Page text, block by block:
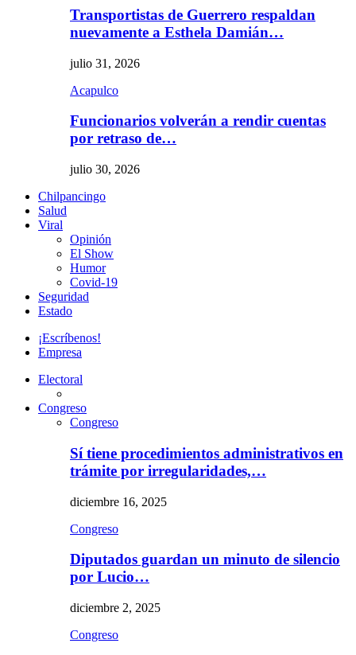
Transportistas de Guerrero respaldan
nuevamente a Esthela Damián…
julio 31, 2026
Acapulco
Funcionarios volverán a rendir cuentas
por retraso de…
julio 30, 2026
Chilpancingo
Salud
Viral
Opinión
El Show
Humor
Covid-19
Seguridad
Estado
¡Escríbenos!
Empresa
Electoral
Congreso
Congreso
Sí tiene procedimientos administrativos en
trámite por irregularidades,…
diciembre 16, 2025
Congreso
Diputados guardan un minuto de silencio
por Lucio…
diciembre 2, 2025
Congreso